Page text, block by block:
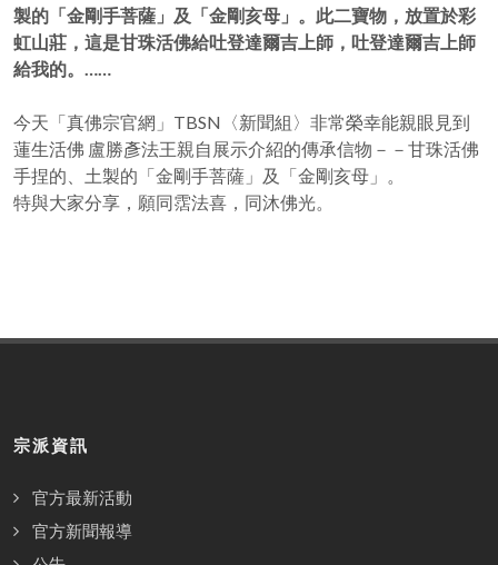
製的「金剛手菩薩」及「金剛亥母」。此二寶物，放置於彩
虹山莊，這是甘珠活佛給吐登達爾吉上師，吐登達爾吉上師
給我的。……
今天「真佛宗官網」TBSN〈新聞組〉非常榮幸能親眼見到
蓮生活佛 盧勝彥法王親自展示介紹的傳承信物－－甘珠活佛
手捏的、土製的「金剛手菩薩」及「金剛亥母」。
特與大家分享，願同霑法喜，同沐佛光。
宗派資訊
官方最新活動
官方新聞報導